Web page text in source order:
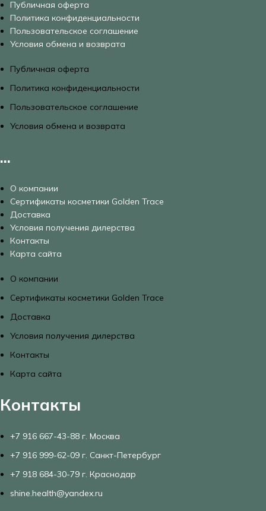
Публичная оферта
Политика конфиденциальности
Пользовательское соглашение
Условия обмена и возврата
Публичная оферта
Политика конфиденциальности
Пользовательское соглашение
Условия обмена и возврата
...
О компании
Сертификаты косметики Golden Trace
Доставка
Условия получения дилерства
Контакты
Карта сайта
О компании
Сертификаты косметики Golden Trace
Доставка
Условия получения дилерства
Контакты
Карта сайта
Контакты
+7 916 667-43-88 г. Москва
+7 916 999-62-09 г. Санкт-Петербург
+7 918 684-30-79 г. Краснодар
shine.health@yandex.ru